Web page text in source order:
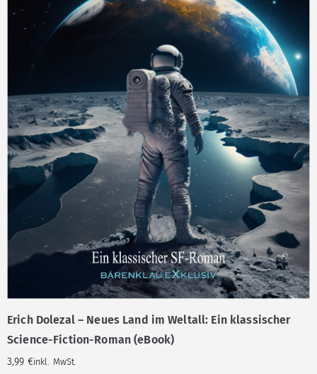
Erich Dolezal – Neues Land im Weltall: Ein klassischer
Science-Fiction-Roman (eBook)
3,99 €inkl. MwSt.